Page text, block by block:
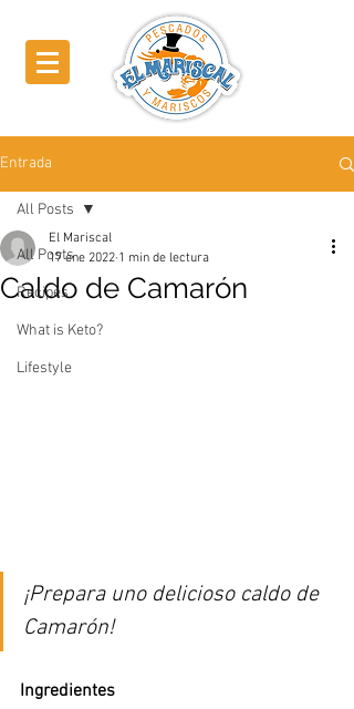
Entrada
All Posts
Recipes
What is Keto?
Lifestyle
All Posts
Caldo de Camarón
El Mariscal
17 ene 2022 1 min de lectura
¡Prepara uno delicioso caldo de
Camarón!
Ingredientes